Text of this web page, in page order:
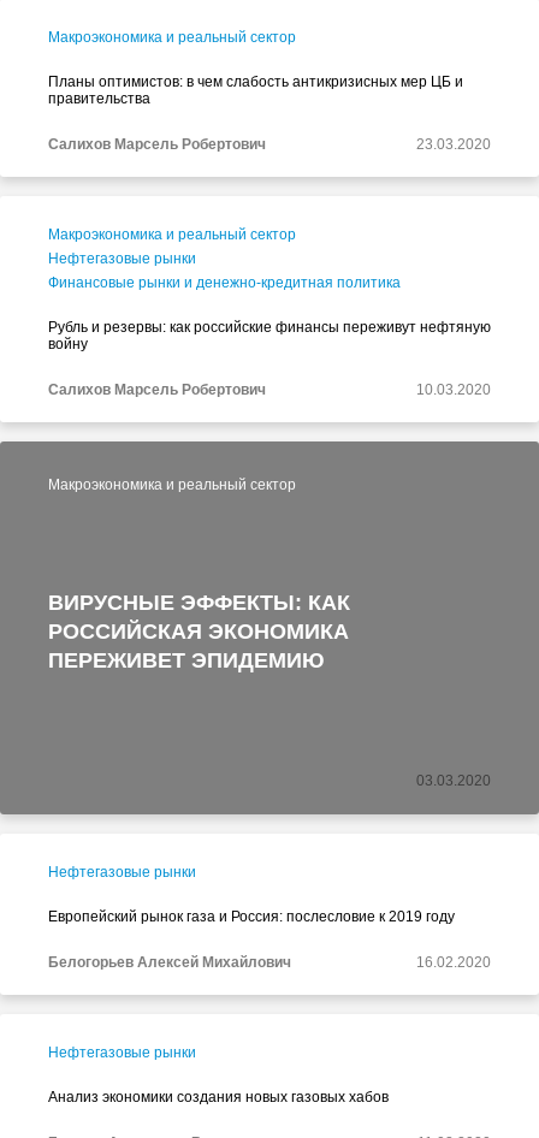
Макроэкономика и реальный сектор
Планы оптимистов: в чем слабость антикризисных мер ЦБ и
правительства
Салихов Марсель Робертович 23.03.2020
Макроэкономика и реальный сектор
Нефтегазовые рынки
Финансовые рынки и денежно-кредитная политика
Рубль и резервы: как российские финансы переживут нефтяную
войну
Салихов Марсель Робертович 10.03.2020
Макроэкономика и реальный сектор
ВИРУСНЫЕ ЭФФЕКТЫ: КАК
РОССИЙСКАЯ ЭКОНОМИКА
ПЕРЕЖИВЕТ ЭПИДЕМИЮ
03.03.2020
Нефтегазовые рынки
Европейский рынок газа и Россия: послесловие к 2019 году
Белогорьев Алексей Михайлович 16.02.2020
Нефтегазовые рынки
Анализ экономики создания новых газовых хабов